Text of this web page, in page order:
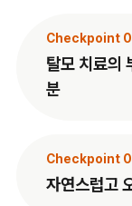
Checkpoint
탈모 치료의
분
Checkpoint
자연스럽고